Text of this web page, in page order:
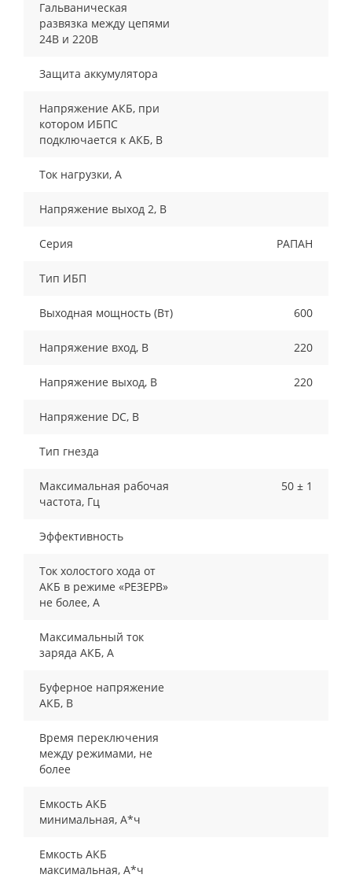
Гальваническая
развязка между цепями
24В и 220В
Защита аккумулятора
Напряжение АКБ, при
котором ИБПС
подключается к АКБ, В
Ток нагрузки, A
Напряжение выход 2, В
Серия РАПАН
Тип ИБП
Выходная мощность (Вт) 600
Напряжение вход, В 220
Напряжение выход, В 220
Напряжение DC, В
Тип гнезда
Максимальная рабочая
частота, Гц
50 ± 1
Эффективность
Ток холостого хода от
АКБ в режиме «РЕЗЕРВ»
не более, А
Максимальный ток
заряда АКБ, А
Буферное напряжение
АКБ, В
Время переключения
между режимами, не
более
Емкость АКБ
минимальная, А*ч
Емкость АКБ
максимальная, А*ч